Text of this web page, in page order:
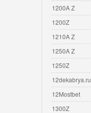
1200A Z
1200Z
1210A Z
1250A Z
1250Z
12dekabrya.ru
12Mostbet
1300Z